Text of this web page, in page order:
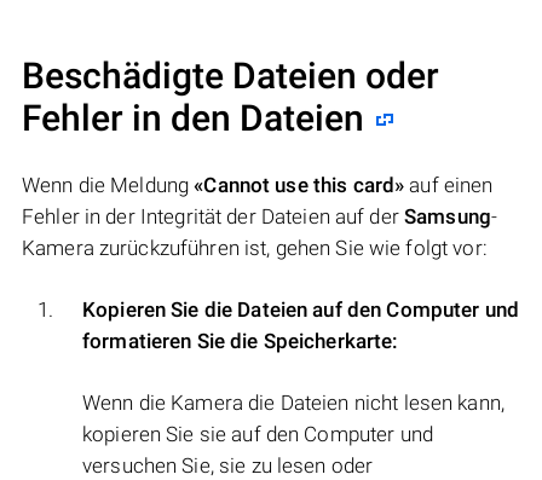
Beschädigte Dateien oder
Fehler in den Dateien
Wenn die Meldung«Cannot use this card» auf einen
Fehler in der Integrität der Dateien auf der Samsung-
Kamera zurückzuführen ist, gehen Sie wie folgt vor:
Kopieren Sie die Dateien auf den Computer und
formatieren Sie die Speicherkarte:
Wenn die Kamera die Dateien nicht lesen kann,
kopieren Sie sie auf den Computer und
versuchen Sie, sie zu lesen oder